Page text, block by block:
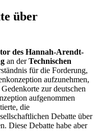
über
des Hannah-Arendt-
an derTechnischen
für die Forderung,
aufzunehmen,
zur deutschen
aufgenommen
die
Debatte über
Diese Debatte habe aber